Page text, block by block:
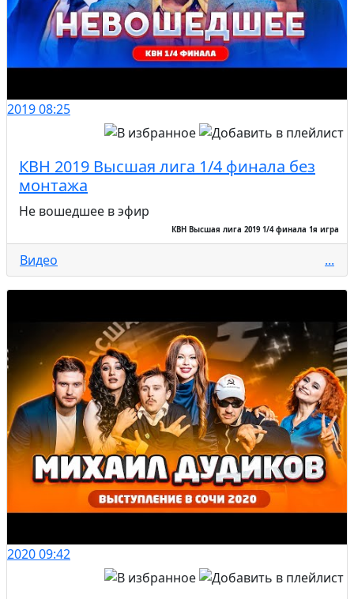
201908:25
КВН 2019 Высшая лига 1/4 финала без
монтажа
Не вошедшее в эфир
КВН Высшая лига 2019 1/4 финала 1я игра
Видео ...
202009:42